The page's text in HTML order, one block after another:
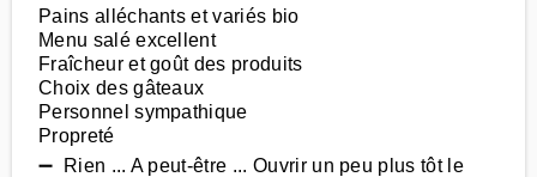
Pains alléchants et variés bio
Menu salé excellent
Fraîcheur et goût des produits
Choix des gâteaux
Personnel sympathique
Propreté
➖ Rien ... A peut-être ... Ouvrir un peu plus tôt le